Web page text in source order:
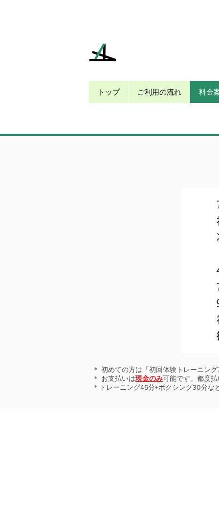
トップ ご利用の流れ 料金
＊​ 初めての方は「初回体験トレーニン
​＊ お支払いは現金のみ可能です。都度
＊トレーニング45分+ボクシング30分